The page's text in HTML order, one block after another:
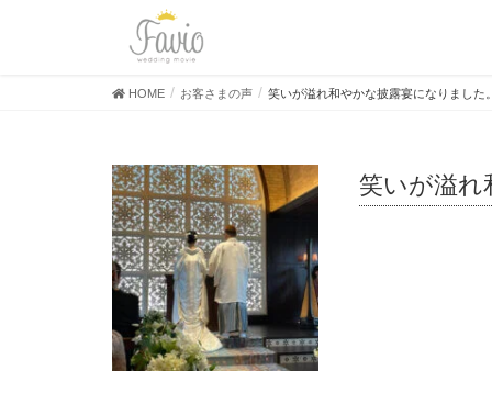
HOME お客さまの声 笑いが溢れ和やかな披露宴になりました
笑いが溢